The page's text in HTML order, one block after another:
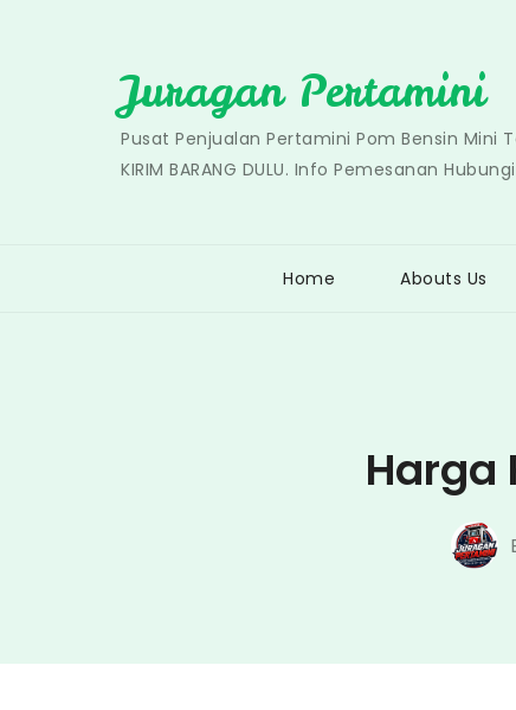
Juragan Pertamini
Pusat Penjualan Pertamini Pom Bensin Mini
KIRIM BARANG DULU. Info Pemesanan
Home Abouts Us
Harga